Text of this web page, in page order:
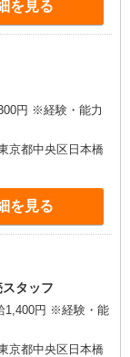
を見る
円 ※経験・能力
京都中央区日本橋
を見る
スタッフ
1,400円 ※経験・能
京都中央区日本橋